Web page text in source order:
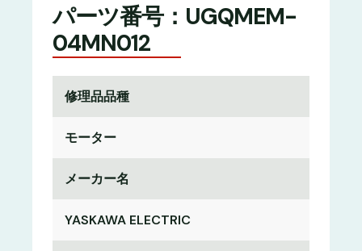
パーツ番号：UGQMEM-
04MN012
修理品品種
モーター
メーカー名
YASKAWA ELECTRIC